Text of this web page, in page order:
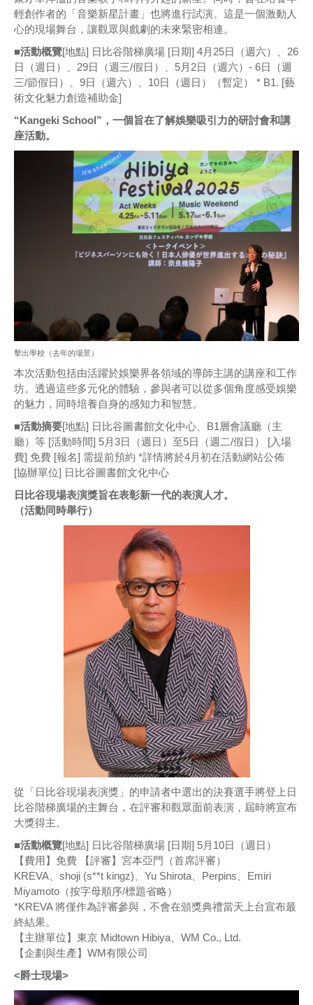
輕創作者的「音樂新星計畫」也將進行試演。這是一個激動人
心的現場舞台，讓觀眾與戲劇的未來緊密相連。
■活動概覽[地點] 日比谷階梯廣場 [日期] 4月25日（週六）、26
日（週日）、29日（週三/假日）、5月2日（週六）- 6日（週
三/節假日）、9日（週六）、10日（週日）（暫定） * B1. [藝
術文化魅力創造補助金]
“Kangeki School”，一個旨在了解娛樂吸引力的研討會和講
座活動。
擊出學校（去年的場景）
本次活動包括由活躍於娛樂界各領域的導師主講的講座和工作
坊。透過這些多元化的體驗，參與者可以從多個角度感受娛樂
的魅力，同時培養自身的感知力和智慧。
■活動摘要[地點] 日比谷圖書館文化中心、B1層會議廳（主
廳）等 [活動時間] 5月3日（週日）至5日（週二/假日） [入場
費] 免費 [報名] 需提前預約 *詳情將於4月初在活動網站公佈
[協辦單位] 日比谷圖書館文化中心
日比谷現場表演獎旨在表彰新一代的表演人才。
（活動同時舉行）
從「日比谷現場表演獎」的申請者中選出的決賽選手將登上日
比谷階梯廣場的主舞台，在評審和觀眾面前表演，屆時將宣布
大獎得主。
■活動概覽[地點] 日比谷階梯廣場 [日期] 5月10日（週日）
【費用】免費 【評審】宮本亞門（首席評審）
KREVA、shoji (s**t kingz)、Yu Shirota、Perpins、Emiri
Miyamoto（按字母順序/標題省略）
*KREVA 將僅作為評審參與，不會在頒獎典禮當天上台宣布最
終結果。
【主辦單位】東京 Midtown Hibiya、WM Co., Ltd.
【企劃與生產】WM有限公司
<爵士現場>